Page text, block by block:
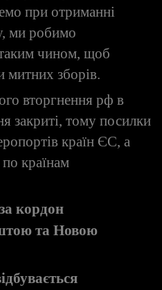
при отриманні
ми робимо
чином, щоб
митних зборів.
вторгнення рф в
закриті, тому посилки
країн ЄС, а
країнам
кордон
та Новою